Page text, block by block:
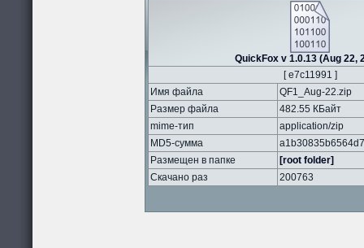
QuickFox v 1.0.13 (Aug 22,
[ e7c11991 ]
Имя файла
QF1_Aug-22.zip
Размер файла
482.55 КБайт
mime-тип
application/zip
MD5-сумма
Размещен в папке
[root folder]
Скачано раз
200763